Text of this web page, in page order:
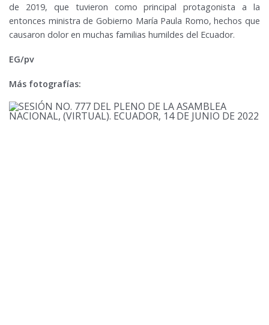
de 2019, que tuvieron como principal protagonista a la
entonces ministra de Gobierno María Paula Romo, hechos que
causaron dolor en muchas familias humildes del Ecuador.
EG/pv
Más fotografías: